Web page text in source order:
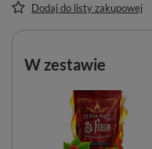
Dodaj do listy zakupowej
W zestawie